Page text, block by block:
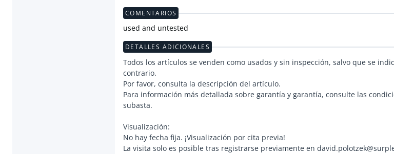
COMENTARIOS
used and untested
DETALLES ADICIONALES
Todos los artículos se venden como usados y sin inspección, salvo que se
contrario.
Por favor, consulta la descripción del artículo.
Para información más detallada sobre garantía y garantía, consulte las
subasta.
Visualización:
No hay fecha fija. ¡Visualización por cita previa!
La visita solo es posible tras registrarse previamente en